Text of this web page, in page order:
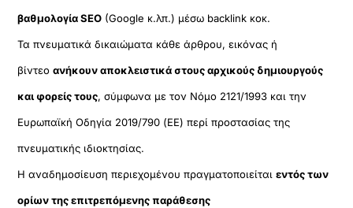
βαθμολογία SEO (Google κ.λπ.) μέσω backlink κοκ.
Τα πνευματικά δικαιώματα κάθε άρθρου, εικόνας ή
βίντεοανήκουν αποκλειστικά στους αρχικούς δημιουργούς
και φορείς τους, σύμφωνα με τον Νόμο 2121/1993 και την
Ευρωπαϊκή Οδηγία 2019/790 (ΕΕ) περί προστασίας της
πνευματικής ιδιοκτησίας.
Η αναδημοσίευση περιεχομένου πραγματοποιείταιεντός των
ορίων της επιτρεπόμενης παράθεσης